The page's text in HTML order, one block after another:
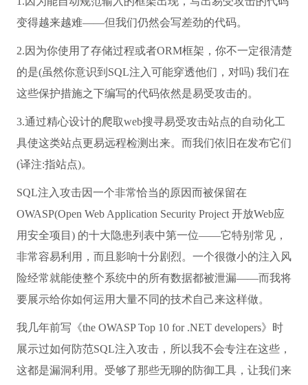
变得越来越难——但我们仍然会写差劲的代码。
2.因为你使用了存储过程或者ORM框架，你不一定很清楚
的是(虽然你意识到SQL注入可能穿透他们，对吗) 我们在
这些保护措施之下编写的代码依然是易受攻击的。
3.通过精心设计的爬取web搜寻易受攻击站点的自动化工
具使这类站点更易远程检测出来。而我们依旧在发布它们
(译注:指站点)。
SQL注入攻击因一个非常恰当的原因而被保留在
OWASP(Open Web Application Security Project 开放Web应
用安全项目) 的十大隐患列表中第一位——它特别常见，
非常容易利用，而且影响十分剧烈。一个很微小的注入风
险经常就能使整个系统中的所有数据都被泄漏——而我将
要展示给你如何运用大量不同的技术自己来这样做。
我几年前写《the OWASP Top 10 for .NET developers》时
展示过如何防范SQL注入攻击，所以我不会专注在这些，
这都是漏洞利用。受够了那些无聊的防御工具，让我们来